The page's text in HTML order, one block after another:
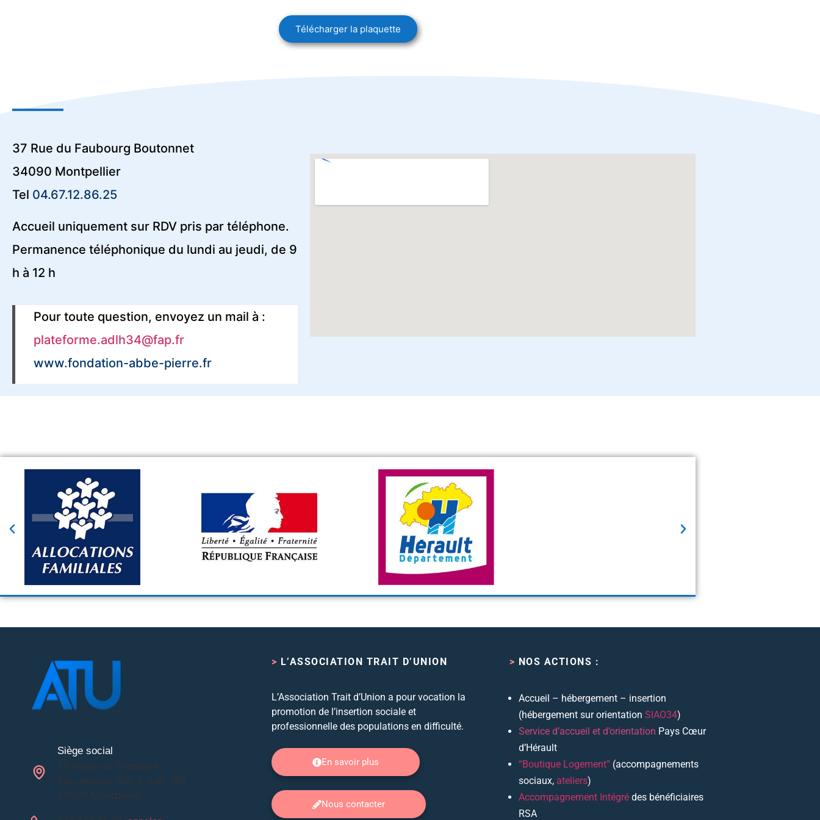
Télécharger la plaquette
37 Rue du Faubourg Boutonnet
34090 Montpellier
Tel 04.67.12.86.25
Accueil uniquement sur RDV pris par téléphone.
Permanence téléphonique du lundi au jeudi, de 9
h à 12 h
Pour toute question, envoyez un mail à :
plateforme.adlh34@fap.fr
www.fondation-abbe-pierre.fr
Siège social
95 Place de Thessalie
Rés. Athéna, Bât. B, Lgt. 198
34000 Montpellier
> L’ASSOCIATION TRAIT D’UNION
L’Association Trait d’Union a pour vocation la
promotion de l’insertion sociale et
professionnelle des populations en difficulté.
En savoir plus
Nous contacter
> NOS ACTIONS :
Accueil – hébergement – insertion
(hébergement sur orientation SIAO34)
Service d’accueil et d’orientation Pays Cœur
d’Hérault
“Boutique Logement” (accompagnements
sociaux, ateliers)
Accompagnement Intégrédes bénéficiaires
RSA